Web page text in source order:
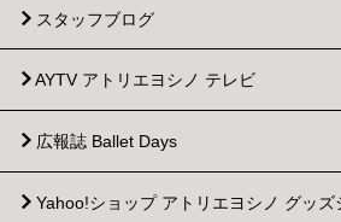
スタッフブログ
AYTV アトリエヨシノ テレビ
広報誌 Ballet Days
Yahoo!ショップ アトリエヨシノ グッズ